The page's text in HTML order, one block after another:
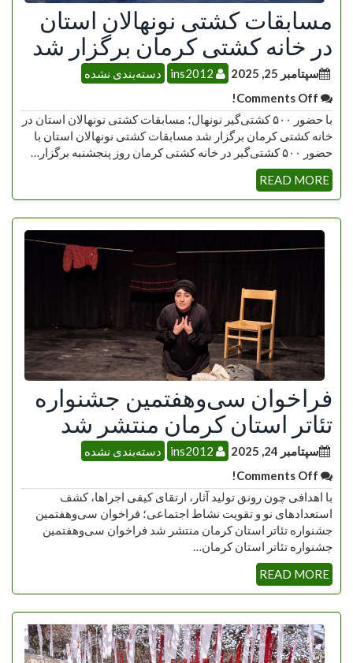
مسابقات کشتی نونهالان استان
در خانه کشتی کرمان برگزار شد
سپتامبر 25, 2025
دسته‌بندی نشده
با حضور ۵۰۰ کشتی‌گیر نونهال؛ مسابقات کشتی نونهالان استان در
خانه کشتی کرمان برگزار شد مسابقات کشتی نونهالان استان با
حضور ۵۰۰ کشتی‌گیر در خانه کشتی کرمان روز پنجشنبه برگزار…
READ MORE
فراخوان سی‌وهفتمین جشنواره
تئاتر استان کرمان منتشر شد
سپتامبر 24, 2025
دسته‌بندی نشده
با اهدافی چون رونق تولید آثار، ارتقای کیفی اجراها، کشف
استعدادهای نو و تقویت نشاط اجتماعی؛ فراخوان سی‌وهفتمین
جشنواره تئاتر استان کرمان منتشر شد فراخوان سی‌وهفتمین
جشنواره تئاتر استان کرمان…
READ MORE